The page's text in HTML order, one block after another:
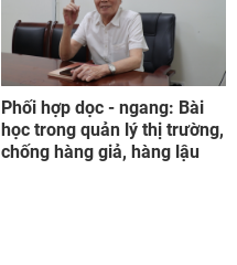
Phối hợp dọc - ngang: Bài
học trong quản lý thị trường,
chống hàng giả, hàng lậu